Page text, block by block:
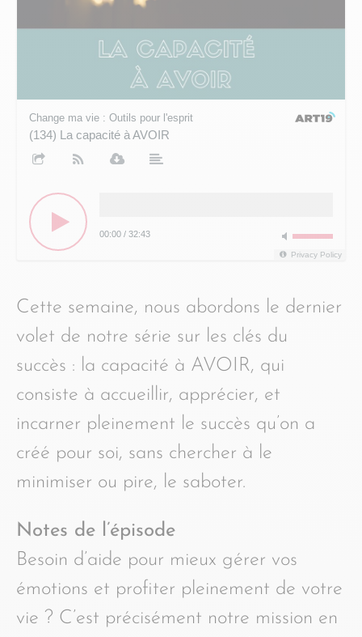
Change ma vie : Outils pour l'esprit
(134) La capacité à AVOIR
00:00 / 32:43
Privacy Policy
Cette semaine, nous abordons le dernier
volet de notre série sur les clés du
succès : la capacité à AVOIR, qui
consiste à accueillir, apprécier, et
incarner pleinement le succès qu’on a
créé pour soi, sans chercher à le
minimiser ou pire, le saboter.
Notes de l’épisode
Besoin d’aide pour mieux gérer vos
émotions et profiter pleinement de votre
vie ? C’est précisément notre mission en